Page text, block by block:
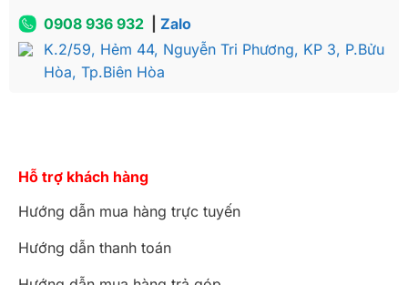
0908 936 932
Zalo
K.2/59, Hẻm 44, Nguyễn Tri Phương, KP 3, P.Bửu
Hòa, Tp.Biên Hòa
Hỗ trợ khách hàng
Hướng dẫn mua hàng trực tuyến
Hướng dẫn thanh toán